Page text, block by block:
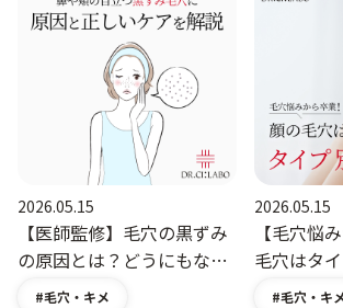
0120-371-217
9時〜21時 / 年中無休
2026.05.15
【医師監修】毛穴の黒ずみ
の原因とは？どうにもなら
ない鼻・頬の毛穴の黒ずみ
毛穴・キメ
2026.05.15
【毛穴悩
毛穴はタ
| 今こそ毛
毛穴・キ